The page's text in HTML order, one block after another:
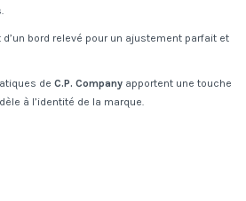
bord relevé pour un ajustement parfait et
de C.P. Company apportent une touche
à l’identité de la marque.